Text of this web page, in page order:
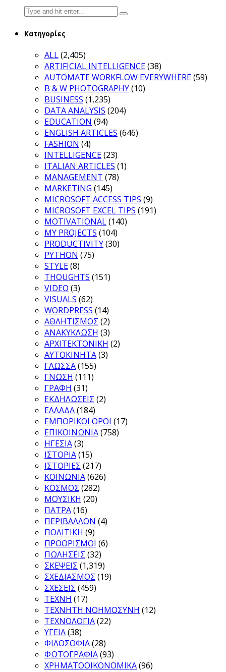
Search
for:
Κατηγορίες
ALL(2,405)
ARTIFICIAL INTELLIGENCE(38)
AUTOMATE WORKFLOW EVERYWHERE(59)
B & W PHOTOGRAPHY(10)
BUSINESS (1,235)
DATA ANALYSIS (204)
EDUCATION (94)
ENGLISH ARTICLES (646)
FASHION (4)
INTELLIGENCE(23)
ITALIAN ARTICLES (1)
MANAGEMENT (78)
MARKETING (145)
MICROSOFT ACCESS TIPS (9)
MICROSOFT EXCEL TIPS (191)
MOTIVATIONAL(140)
MY PROJECTS (104)
PRODUCTIVITY(30)
PYTHON (75)
STYLE(8)
THOUGHTS (151)
VIDEO (3)
VISUALS (62)
WORDPRESS (14)
ΑΘΛΗΤΙΣΜΟΣ (2)
ΑΝΑΚΥΚΛΩΣΗ (3)
ΑΡΧΙΤΕΚΤΟΝΙΚΗ (2)
ΑΥΤΟΚΙΝΗΤΑ(3)
ΓΛΩΣΣΑ(155)
ΓΝΩΣΗ (111)
ΓΡΑΦΗ (31)
ΕΚΔΗΛΩΣΕΙΣ (2)
ΕΛΛΑΔΑ(184)
ΕΜΠΟΡΙΚΟΙ ΟΡΟΙ (17)
ΕΠΙΚΟΙΝΩΝΙΑ(758)
ΗΓΕΣΙΑ(3)
ΙΣΤΟΡΙΑ(15)
ΙΣΤΟΡΙΕΣ (217)
ΚΟΙΝΩΝΙΑ(626)
ΚΟΣΜΟΣ (282)
ΜΟΥΣΙΚΗ (20)
ΠΑΤΡΑ(16)
ΠΕΡΙΒΑΛΛΟΝ (4)
ΠΟΛΙΤΙΚΗ (9)
ΠΡΟΟΡΙΣΜΟΙ (6)
ΠΩΛΗΣΕΙΣ (32)
ΣΚΕΨΕΙΣ (1,319)
ΣΧΕΔΙΑΣΜΟΣ (19)
ΣΧΕΣΕΙΣ (459)
ΤΕΧΝΗ (17)
ΤΕΧΝΗΤΗ ΝΟΗΜΟΣΥΝΗ (12)
ΤΕΧΝΟΛΟΓΙΑ(22)
ΥΓΕΙΑ(38)
ΦΙΛΟΣΟΦΙΑ(28)
ΦΩΤΟΓΡΑΦΙΑ(93)
ΧΡΗΜΑΤΟΟΙΚΟΝΟΜΙΚΑ(96)